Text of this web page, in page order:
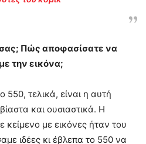
Πώς αποφασίσατε να
την εικόνα;
550, τελικά, είναι η αυτή
και ουσιαστικά. Η
με εικόνες ήταν του
ιδέες κι έβλεπα το 550 να